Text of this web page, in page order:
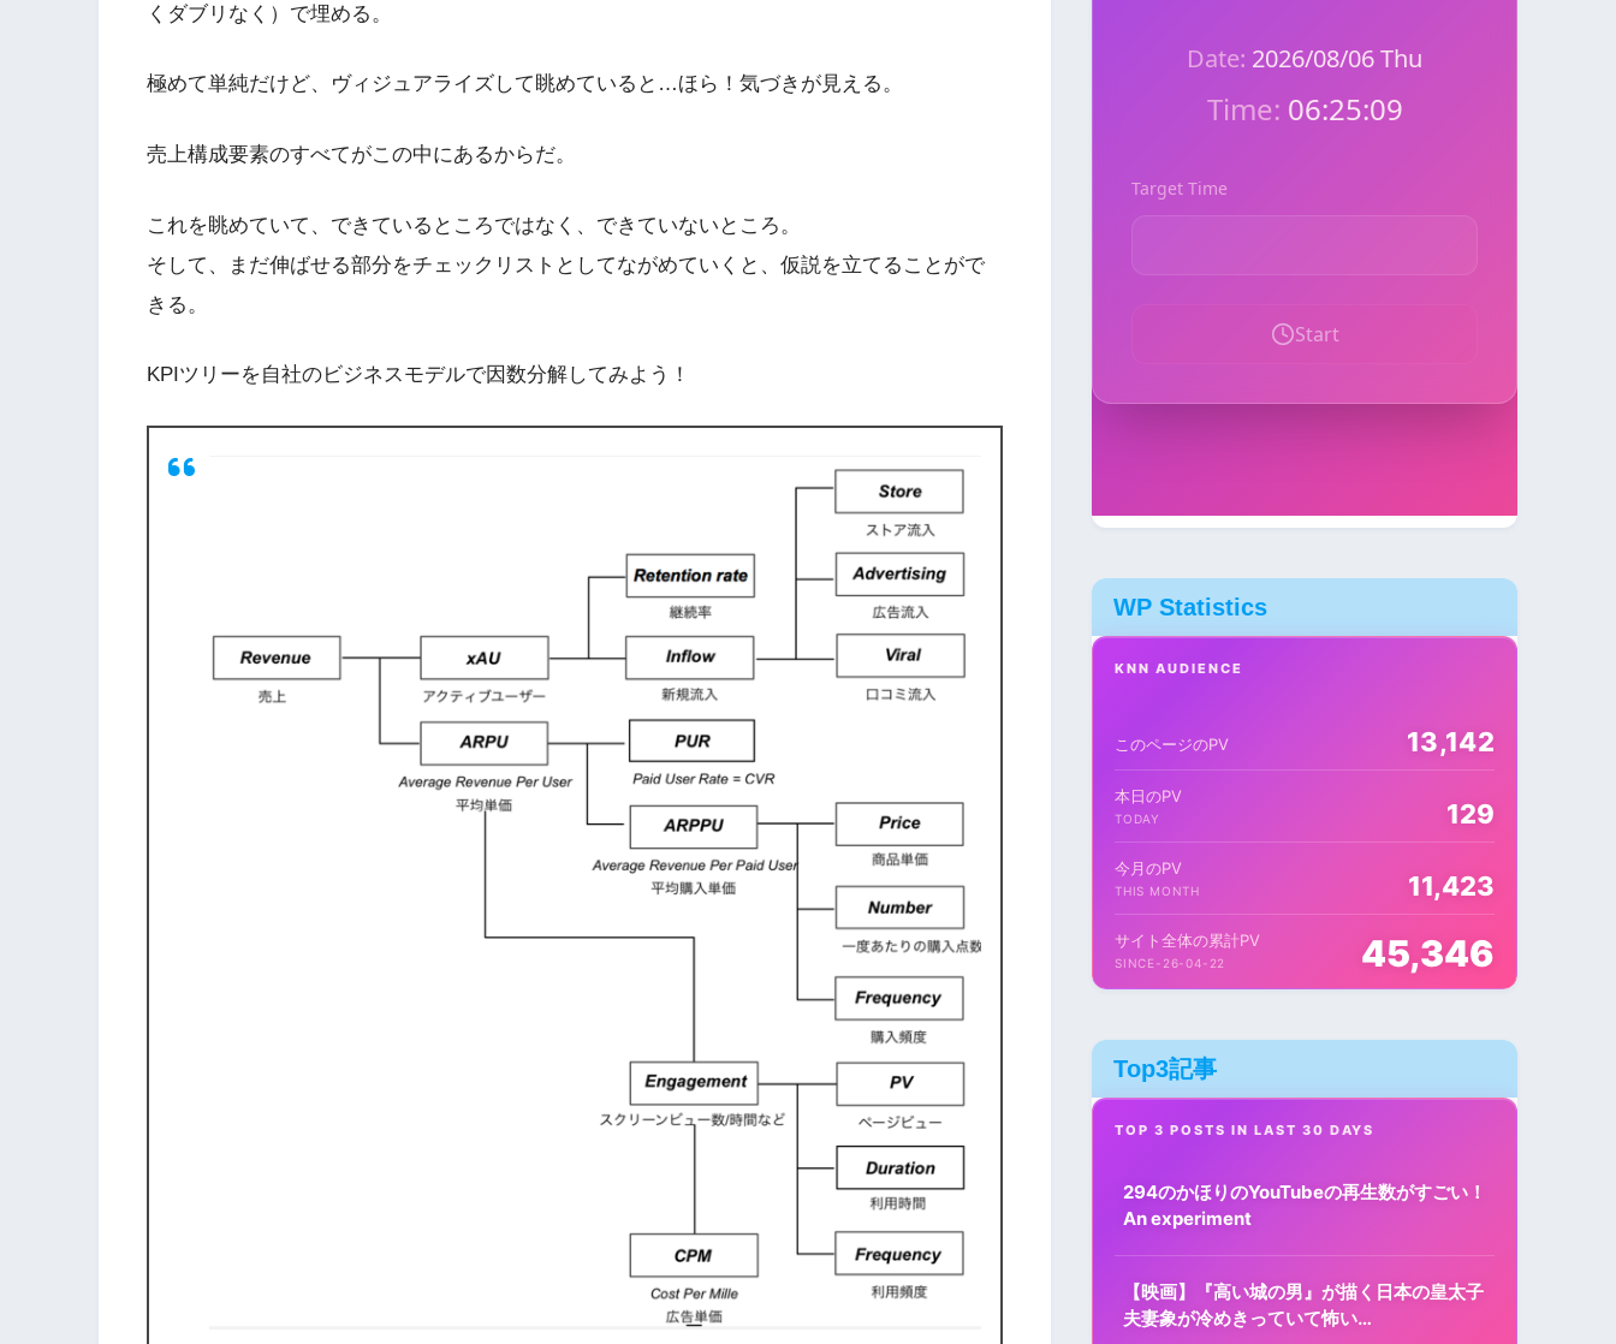
くダブリなく）で埋める。
極めて単純だけど、ヴィジュアライズして眺めていると…ほら！気づきが見える。
売上構成要素のすべてがこの中にあるからだ。
これを眺めていて、できているところではなく、できていないところ。
そして、まだ伸ばせる部分をチェックリストとしてながめていくと、仮説を立てることがで
きる。
KPIツリーを自社のビジネスモデルで因数分解してみよう！
WP Statistics
KNN AUDIENCE
このページのPV 13,142
本日のPV
TODAY 129
今月のPV
THIS MONTH 11,423
サイト全体の累計PV
SINCE-26-04-22 45,346
Top3記事
TOP 3 POSTS IN LAST 30 DAYS
294のかほりのYouTubeの再生数がすごい！
An experiment
【映画】『高い城の男』が描く日本の皇太子
夫妻象が冷めきっていて怖い…